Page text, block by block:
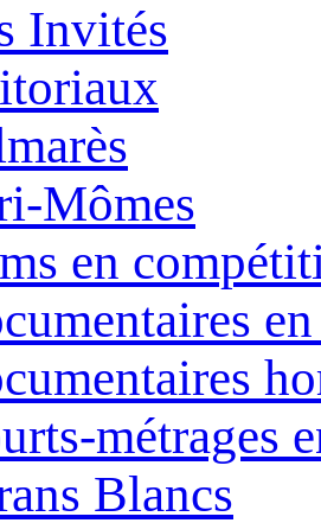
Invités
Mômes
en
métrages
Blancs